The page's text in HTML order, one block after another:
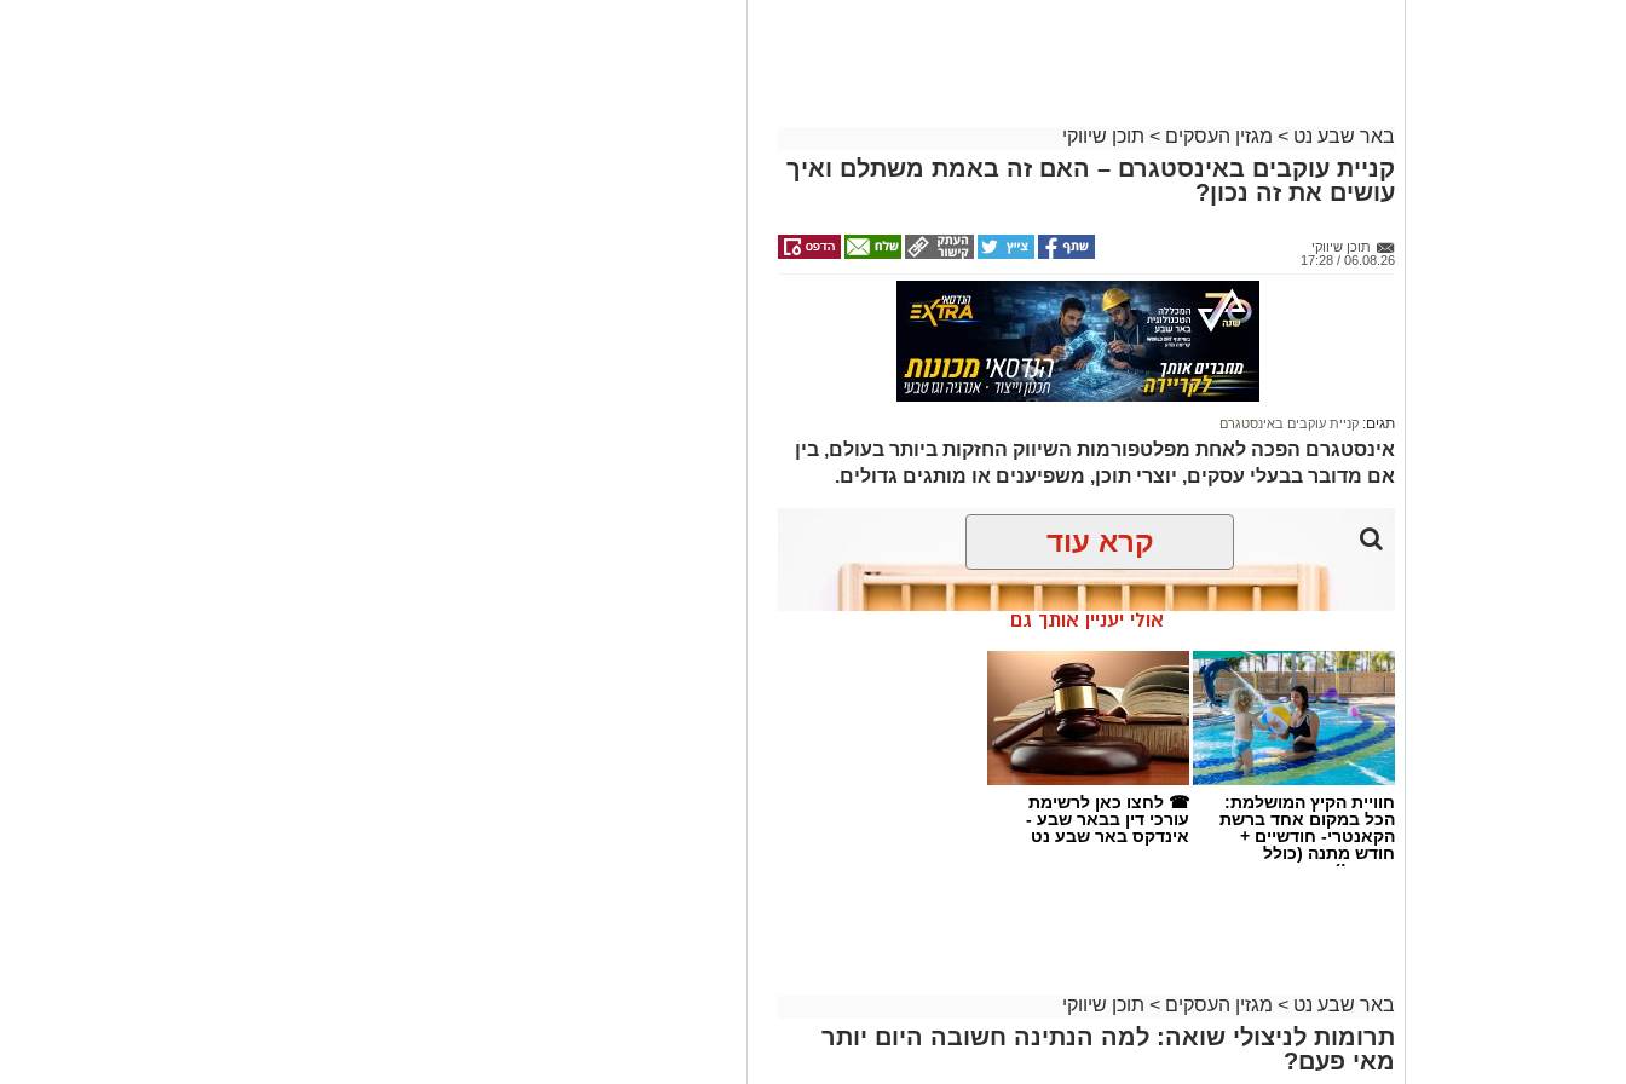
באר שבע נט > מגזין העסקים > תוכן שיווקי
קניית עוקבים באינסטגרם – האם זה באמת משתלם ואיך
עושים את זה נכון?
תוכן שיווקי
06.08.26 / 17:28
תגים: קניית עוקבים באינסטגרם
אינסטגרם הפכה לאחת מפלטפורמות השיווק החזקות ביותר בעולם, בין
אם מדובר בבעלי עסקים, יוצרי תוכן, משפיענים או מותגים גדולים.
אחד הדברים הראשונים שכל גולש בודק כשהוא נכנס לפרופיל הוא מספר העוקבים.
לכן, לא מעט אנשים מחפשים פתרונות שיסייעו להם להגדיל את החשבון במהירות,
כאשר אחת האפשרויות הפופולריות היא
קרא עוד
אולי יעניין אותך גם
חוויית הקיץ המושלמת:
הכל במקום אחד ברשת
הקאנטרי- חודשיים +
חודש מתנה (כולל
החגים!)
☎ לחצו כאן לרשימת
עורכי דין בבאר שבע -
אינדקס באר שבע נט
באר שבע נט > מגזין העסקים > תוכן שיווקי
תרומות לניצולי שואה: למה הנתינה חשובה היום יותר
מאי פעם?